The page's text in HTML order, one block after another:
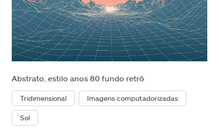
Abstrato, estilo anos 80 fundo retrô
Tridimensional Imagens computadorizadas
Sol